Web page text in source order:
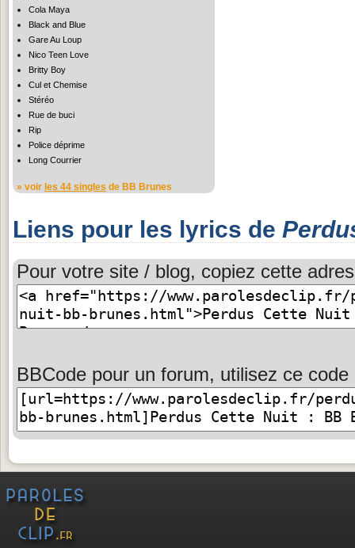
Cola Maya
Black and Blue
Gare Au Loup
Nico Teen Love
Britty Boy
Cul et Chemise
Stéréo
Rue de buci
Rip
Police déprime
Long Courrier
» voir les 44 singles de BB Brunes
Liens pour les lyrics de
Pour votre site / blog, copiez cette
BBCode pour un forum, utilisez ce code